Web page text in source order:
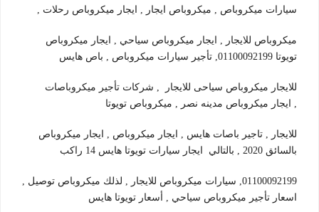
سيارات ميكروباص , ميكروباص ايجار , ايجار ميكروباص رحلات ,
ميكروباص للايجار , ايجار ميكروباص سياحي , ايجار ميكروباص
تويوتا 01100092199, تأجير سيارات ميكروباص , باص هايس
للايجار ميكروباص سياحى للايجار , شركات تأجير ميكروباصات
, ايجار ميكروباص مدينه نصر , ميكروباص تويوتا
للايجار , تاجير باصات هايس , ايجار ميكروباص , ايجار ميكروباص
بالسائق 2020 , بالتالي ايجار سيارات تويوتا هايس 14 راكب
01100092199, سيارات ميكروباص للايجار , لذلك ميكروباص توصيل ,
اسعار تأجير ميكروباص سياحي , أسعار تويوتا هايس